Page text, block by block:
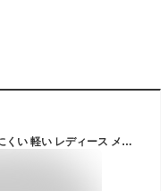
【送料無料】コックシューズ 厨房靴 滑りにくい 軽い レディース メンズ おしゃれ シューズ 黒 白 ブラック ホワイト 軽量 立ち仕事 疲れない スニーカー 疲れにくい 厨房 靴